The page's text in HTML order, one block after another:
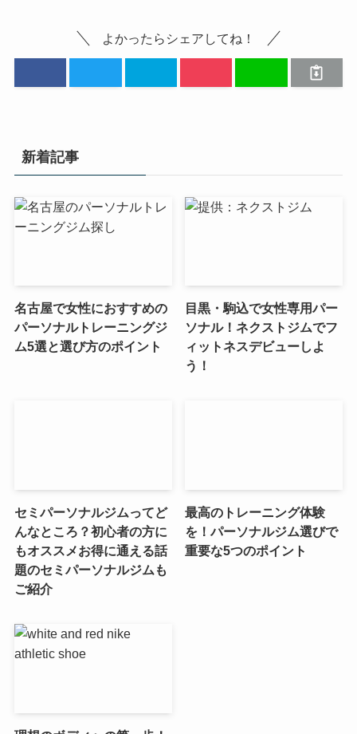
よかったらシェアしてね！
新着記事
名古屋で女性におすすめの
パーソナルトレーニングジ
ム5選と選び方のポイント
目黒・駒込で女性専用パー
ソナル！ネクストジムでフ
ィットネスデビューしよ
う！
セミパーソナルジムってど
んなところ？初心者の方に
もオススメお得に通える話
題のセミパーソナルジムも
ご紹介
最高のトレーニング体験
を！パーソナルジム選びで
重要な5つのポイント